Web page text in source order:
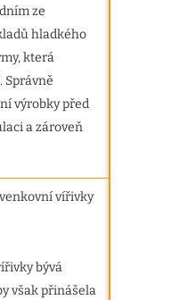
ze
hladkého
která
Správně
výrobky před
a zároveň
vířivky
bývá
však přinášela